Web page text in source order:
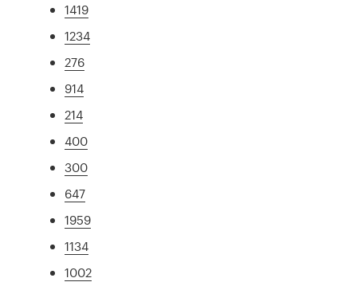
1419
1234
276
914
214
400
300
647
1959
1134
1002